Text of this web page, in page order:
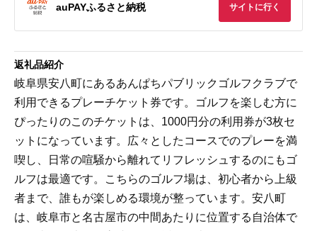
auPAYふるさと納税 サイトに行く
返礼品紹介
岐阜県安八町にあるあんぱちパブリックゴルフクラブで
利用できるプレーチケット券です。ゴルフを楽しむ方に
ぴったりのこのチケットは、1000円分の利用券が3枚セ
ットになっています。広々としたコースでのプレーを満
喫し、日常の喧騒から離れてリフレッシュするのにもゴ
ルフは最適です。こちらのゴルフ場は、初心者から上級
者まで、誰もが楽しめる環境が整っています。安八町
は、岐阜市と名古屋市の中間あたりに位置する自治体で